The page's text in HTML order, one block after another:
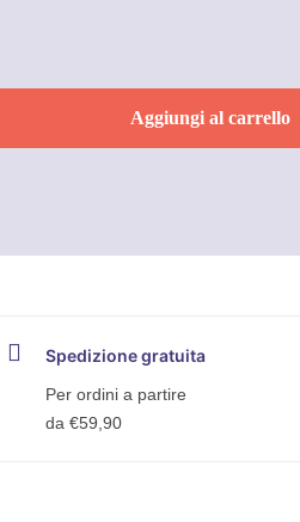
Aggiungi al carrello
Spedizione gratuita
Per ordini a partire
da €59,90